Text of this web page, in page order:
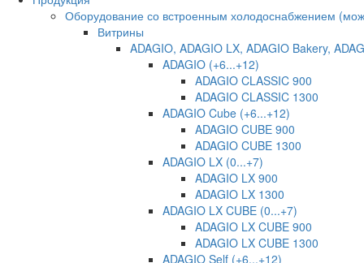
Оборудование со встроенным холодоснабжением
Витрины
ADAGIO, ADAGIO LX, ADAGIO Bakery,
ADAGIO (+6...+12)
ADAGIO CLASSIC 900
ADAGIO CLASSIC 1300
ADAGIO Cube (+6...+12)
ADAGIO CUBE 900
ADAGIO CUBE 1300
ADAGIO LX (0...+7)
ADAGIO LX 900
ADAGIO LX 1300
ADAGIO LX CUBE (0...+7)
ADAGIO LX CUBE 900
ADAGIO LX CUBE 1300
ADAGIO Self (+6...+12)